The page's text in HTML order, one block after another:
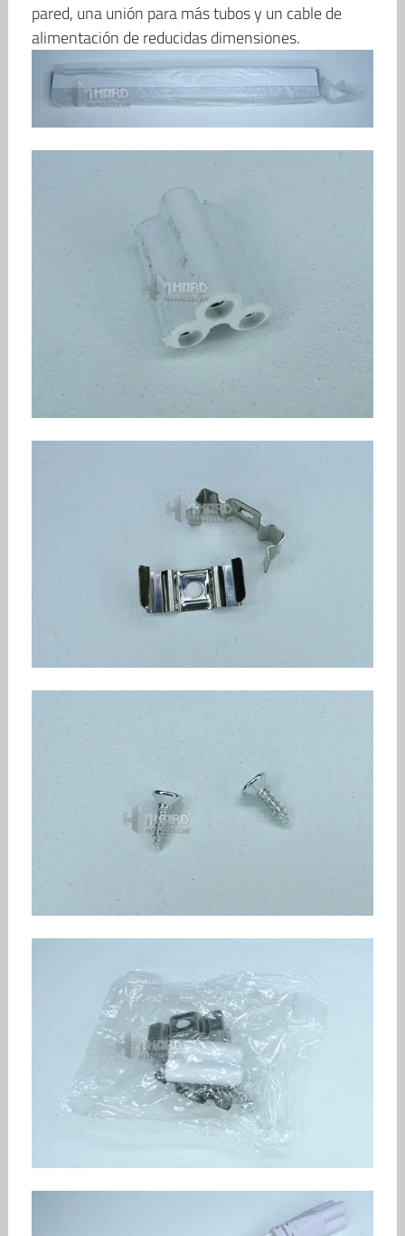
pared, una unión para más tubos y un cable de
alimentación de reducidas dimensiones.